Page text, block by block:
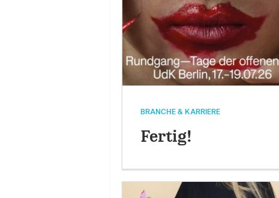
BRANCHE & KARRIERE
Fertig!